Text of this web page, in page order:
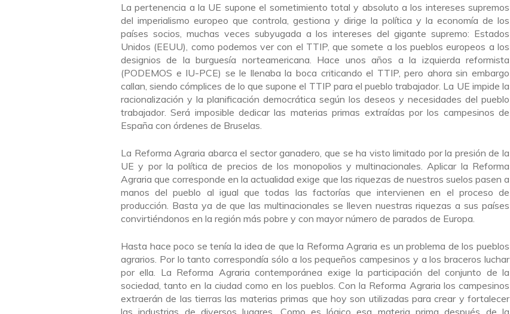
La pertenencia a la UE supone el sometimiento total y absoluto a los intereses supremos
del imperialismo europeo que controla, gestiona y dirige la política y la economía de los
países socios, muchas veces subyugada a los intereses del gigante supremo: Estados
Unidos (EEUU), como podemos ver con el TTIP, que somete a los pueblos europeos a los
designios de la burguesía norteamericana. Hace unos años a la izquierda reformista
(PODEMOS e IU-PCE) se le llenaba la boca criticando el TTIP, pero ahora sin embargo
callan, siendo cómplices de lo que supone el TTIP para el pueblo trabajador. La UE impide la
racionalización y la planificación democrática según los deseos y necesidades del pueblo
trabajador. Será imposible dedicar las materias primas extraídas por los campesinos de
España con órdenes de Bruselas.
La Reforma Agraria abarca el sector ganadero, que se ha visto limitado por la presión de la
UE y por la política de precios de los monopolios y multinacionales. Aplicar la Reforma
Agraria que corresponde en la actualidad exige que las riquezas de nuestros suelos pasen a
manos del pueblo al igual que todas las factorías que intervienen en el proceso de
producción. Basta ya de que las multinacionales se lleven nuestras riquezas a sus países
convirtiéndonos en la región más pobre y con mayor número de parados de Europa.
Hasta hace poco se tenía la idea de que la Reforma Agraria es un problema de los pueblos
agrarios. Por lo tanto correspondía sólo a los pequeños campesinos y a los braceros luchar
por ella. La Reforma Agraria contemporánea exige la participación del conjunto de la
sociedad, tanto en la ciudad como en los pueblos. Con la Reforma Agraria los campesinos
extraerán de las tierras las materias primas que hoy son utilizadas para crear y fortalecer
las industrias de diversos lugares. Como es lógico esa materia prima después de la